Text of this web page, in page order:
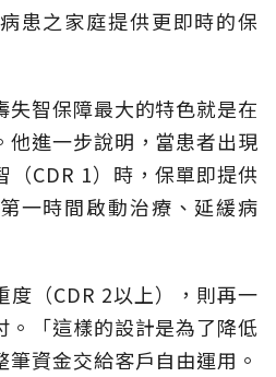
患之家庭提供更即時的保
失智保障最大的特色就是在
他進一步說明，當患者出現
（CDR 1）時，保單即提供
一時間啟動治療、延緩病
度（CDR 2以上），則再一
。「這樣的設計是為了降低
資金交給客戶自由運用。